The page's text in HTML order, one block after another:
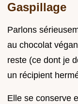
Gaspillage
Parlons
au chocolat
reste (ce dont je
un récipient
Elle se conserve